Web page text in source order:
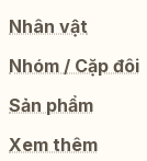
Nhân vật
Nhóm / Cặp đôi
Sản phẩm
Xem thêm